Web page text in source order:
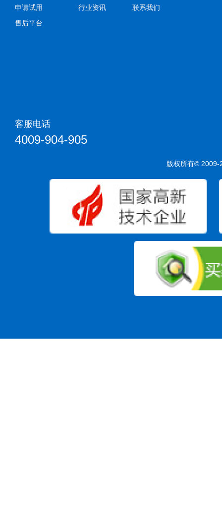
申请试用
售后平台
行业资讯 联系我们
客服电话
4009-904-905
版权所有© 2009-